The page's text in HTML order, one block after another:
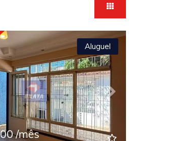
Next
Aluguel
/mês